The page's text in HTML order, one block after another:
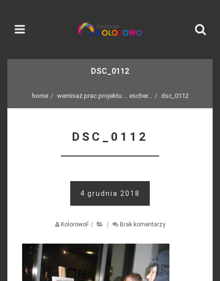
DSC_0112
home wernisaż prac projektu ... escher... dsc_0112
DSC_0112
4 grudnia 2018
KolorowoF Brak komentarzy